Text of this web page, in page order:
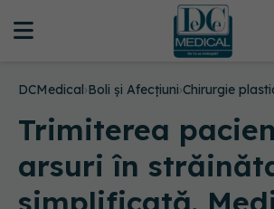
DCMedical›Boli și Afecțiuni›Chirurgie
Trimiterea
arsuri în
simplificată.